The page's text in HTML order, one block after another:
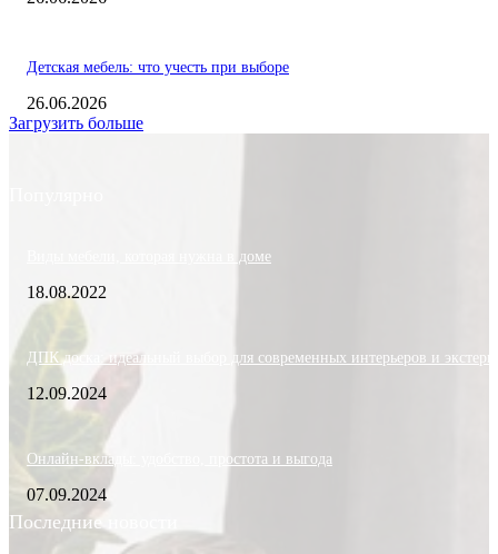
Детская мебель: что учесть при выборе
26.06.2026
Загрузить больше
Виды мебели, которая нужна в доме
18.08.2022
ДПК доска: идеальный выбор для современных интерьеров и
12.09.2024
Онлайн-вклады: удобство, простота и выгода
07.09.2024
Последние новости